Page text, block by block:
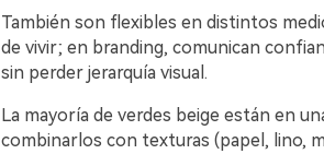
También son flexibles en distintos
de vivir; en branding, comunican
sin perder jerarquía visual.
La mayoría de verdes beige están en
combinarlos con texturas (papel, lino,